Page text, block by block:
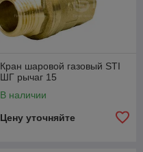
Кран шаровой газовый STI
ШГ рычаг 15
В наличии
Цену уточняйте